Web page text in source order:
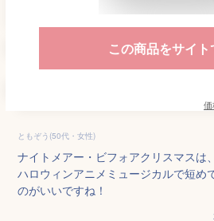
この商品をサイト
ともぞう(50代・女性)
ナイトメアー・ビフォアクリスマスは
ハロウィンアニメミュージカルで短め
のがいいですね！